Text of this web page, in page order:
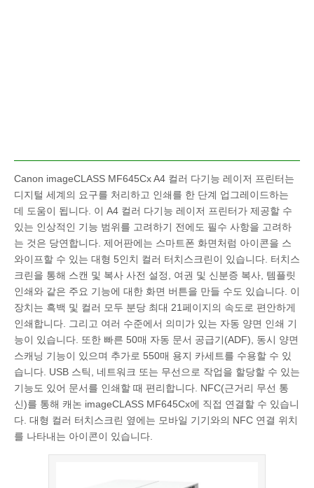
Canon imageCLASS MF645Cx A4 컬러 다기능 레이저 프린터는
디지털 세계의 요구를 처리하고 인쇄를 한 단계 업그레이드하는
데 도움이 됩니다. 이 A4 컬러 다기능 레이저 프린터가 제공할 수
있는 인상적인 기능 범위를 고려하기 전에도 필수 사항을 고려하
는 것은 당연합니다. 제어판에는 스마트폰 화면처럼 아이콘을 스
와이프할 수 있는 대형 5인치 컬러 터치스크린이 있습니다. 터치스
크린을 통해 스캔 및 복사 사전 설정, 여권 및 신분증 복사, 템플릿
인쇄와 같은 주요 기능에 대한 화면 버튼을 만들 수도 있습니다. 이
장치는 흑백 및 컬러 모두 분당 최대 21페이지의 속도로 편안하게
인쇄합니다. 그리고 여러 수준에서 의미가 있는 자동 양면 인쇄 기
능이 있습니다. 또한 빠른 50매 자동 문서 공급기(ADF), 동시 양면
스캐닝 기능이 있으며 추가로 550매 용지 카세트를 수용할 수 있
습니다. USB 스틱, 네트워크 또는 무선으로 작업을 할당할 수 있는
기능도 있어 문서를 인쇄할 때 편리합니다. NFC(근거리 무선 통
신)를 통해 캐논 imageCLASS MF645Cx에 직접 연결할 수 있습니
다. 대형 컬러 터치스크린 옆에는 모바일 기기와의 NFC 연결 위치
를 나타내는 아이콘이 있습니다.